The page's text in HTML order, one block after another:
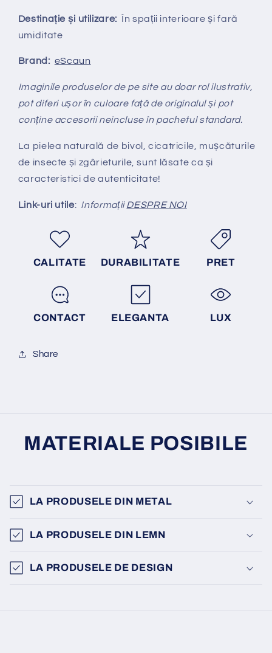
Destinație și utilizare: În spații interioare și fară
umiditate
Brand: eScaun
Imaginile produselor de pe site au doar rol ilustrativ,
pot diferi ușor în culoare față de originalul și pot
conține accesorii neincluse în pachetul standard.
La pielea naturală de bivol, cicatricile, mușcăturile
de insecte și zgârieturile, sunt lăsate ca și
caracteristici de autenticitate!
Link-uri utile: InformațiiDESPRE NOI
CALITATE DURABILITATE PRET
CONTACT ELEGANTA LUX
Share
MATERIALE POSIBILE
LA PRODUSELE DIN METAL
LA PRODUSELE DIN LEMN
LA PRODUSELE DE DESIGN